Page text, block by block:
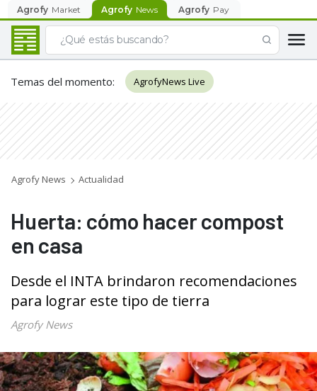
Agrofy Market Agrofy News Agrofy Pay
Temas del momento: AgrofyNews Live
Agrofy News Actualidad
Huerta: cómo hacer compost
en casa
Desde el INTA brindaron recomendaciones
para lograr este tipo de tierra
Agrofy News